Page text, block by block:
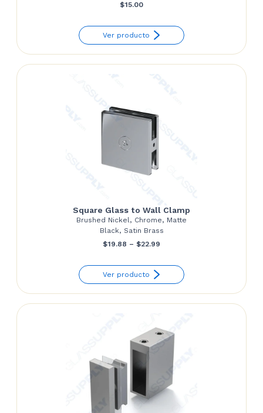
$15.00
Ver producto
Square Glass to Wall Clamp
Brushed Nickel, Chrome, Matte
Black, Satin Brass
$19.88 – $22.99
$19.88
through
Ver producto